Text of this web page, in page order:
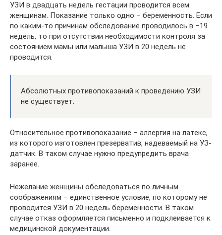
УЗИ в двадцать недель гестации проводится всем
женщинам. Показание только одно – беременность. Если
по каким-то причинам обследование проводилось в –19
недель, то при отсутствии необходимости контроля за
состоянием мамы или малыша УЗИ в 20 недель не
проводится.
Абсолютных противопоказаний к проведению УЗИ
не существует.
Относительное противопоказание – аллергия на латекс,
из которого изготовлен презерватив, надеваемый на УЗ-
датчик. В таком случае нужно предупредить врача
заранее.
Нежелание женщины обследоваться по личным
соображениям – единственное условие, по которому не
проводится УЗИ в 20 недель беременности. В таком
случае отказ оформляется письменно и подклеивается к
медицинской документации.